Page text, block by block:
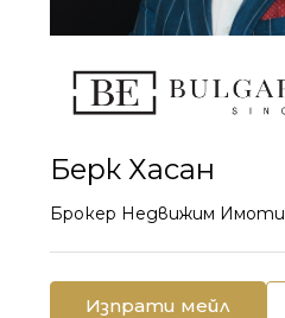
Берк Хасан
Брокер Недвижим Имоти
Изпрати мейл